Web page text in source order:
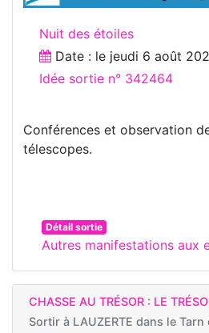
Nuit des étoiles
Date : le jeudi 6 août
Idée sortie n° 342464
Conférences et observation
télescopes.
Détail sortie
Autres manifestations aux
CHASSE AU TRÉSOR : LE
Sortir à LAUZERTE dans le